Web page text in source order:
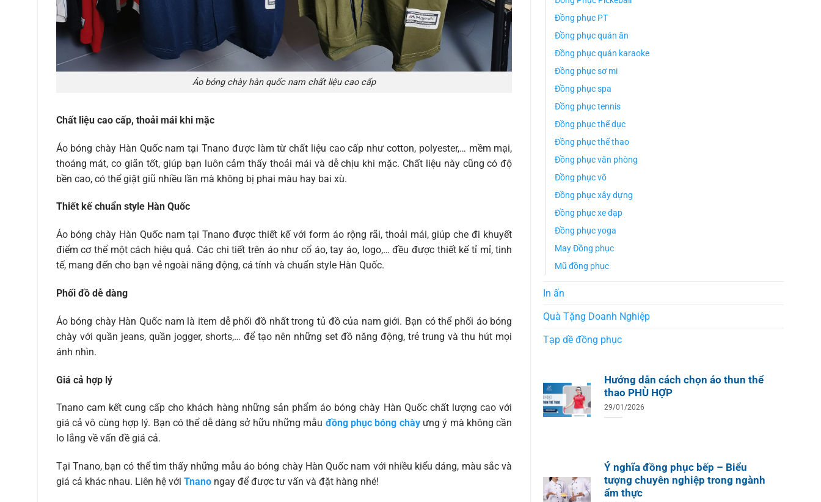
Áo bóng chày hàn quốc nam chất liệu cao cấp
Chất liệu cao cấp, thoải mái khi mặc
Áo bóng chày Hàn Quốc nam tại Tnano được làm từ chất liệu cao cấp như cotton, polyester,… mềm mại,
thoáng mát, co giãn tốt, giúp bạn luôn cảm thấy thoải mái và dễ chịu khi mặc. Chất liệu này cũng có độ
bền cao, có thể giặt giũ nhiều lần mà không bị phai màu hay bai xù.
Thiết kế chuẩn style Hàn Quốc
Áo bóng chày Hàn Quốc nam tại Tnano được thiết kế với form áo rộng rãi, thoải mái, giúp che đi khuyết
điểm cơ thể một cách hiệu quả. Các chi tiết trên áo như cổ áo, tay áo, logo,… đều được thiết kế tỉ mỉ, tinh
tế, mang đến cho bạn vẻ ngoài năng động, cá tính và chuẩn style Hàn Quốc.
Phối đồ dễ dàng
Áo bóng chày Hàn Quốc nam là item dễ phối đồ nhất trong tủ đồ của nam giới. Bạn có thể phối áo bóng
chày với quần jeans, quần jogger, shorts,… để tạo nên những set đồ năng động, trẻ trung và thu hút mọi
ánh nhìn.
Giá cả hợp lý
Tnano cam kết cung cấp cho khách hàng những sản phẩm áo bóng chày Hàn Quốc chất lượng cao với
giá cả vô cùng hợp lý. Bạn có thể dễ dàng sở hữu những mẫu đồng phục bóng chàyưng ý mà không cần
lo lắng về vấn đề giá cả.
Tại Tnano, bạn có thể tìm thấy những mẫu áo bóng chày Hàn Quốc nam với nhiều kiểu dáng, màu sắc và
giá cả khác nhau. Liên hệ với Tnanongay để được tư vấn và đặt hàng nhé!
Đồng phục PT
Đồng phục quán ăn
Đồng phục quán karaoke
Đồng phục sơ mi
Đồng phục spa
Đồng phục tennis
Đồng phục thể dục
Đồng phục thể thao
Đồng phục văn phòng
Đồng phục võ
Đồng phục xây dựng
Đồng phục xe đạp
Đồng phục yoga
May Đồng phục
Mũ đồng phục
In ấn
Quà Tặng Doanh Nghiệp
Tạp dề đồng phục
Hướng dẫn cách chọn áo thun thể
thao PHÙ HỢP
29/01/2026
Ý nghĩa đồng phục bếp – Biểu
tượng chuyên nghiệp trong ngành
ẩm thực